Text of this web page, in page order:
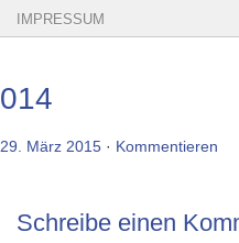
IMPRESSUM
014
29. März 2015 · Kommentieren
Schreibe einen